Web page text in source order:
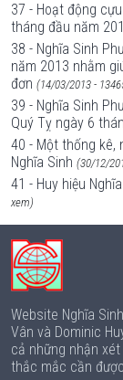
37 - Hoạt động
tháng đầu năm
38 - Nghĩa Sinh
năm 2013 nhằm
đơn (14/03/2013 -
39 - Nghĩa Sinh
Quý Tỵ ngày 6
40 - Một thống kê,
Nghĩa Sinh (30/12/
41 - Huy hiệu
xem)
Website Nghĩa
Vân và Dominic
cả những nhận
thắc mắc cần